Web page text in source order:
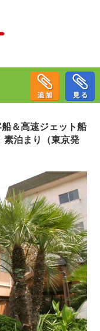
＆高速ジェット船
素泊まり（東京発